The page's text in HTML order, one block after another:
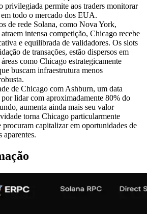
privilegiada permite aos traders monitorar
todo o mercado dos EUA.
de rede Solana, como Nova York,
intensa competição, Chicago recebe
e equilibrada de validadores. Os slots
de transações, estão dispersos em
como Chicago estrategicamente
buscam infraestrutura menos
de Chicago com Ashburn, um data
lidar com aproximadamente 80% do
aumenta ainda mais seu valor
torna Chicago particularmente
procuram capitalizar em oportunidades de
aparentes.